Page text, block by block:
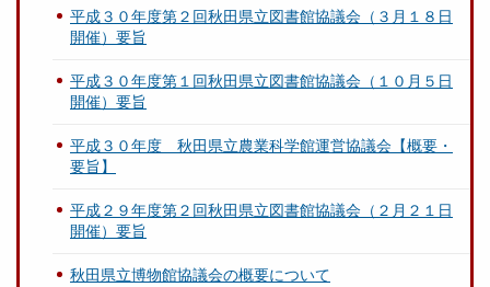
平成３０年度第２回秋田県立図書館協議会（３月１８日
開催）要旨
平成３０年度第１回秋田県立図書館協議会（１０月５日
開催）要旨
平成３０年度 秋田県立農業科学館運営協議会【概要・
要旨】
平成２９年度第２回秋田県立図書館協議会（２月２１日
開催）要旨
秋田県立博物館協議会の概要について